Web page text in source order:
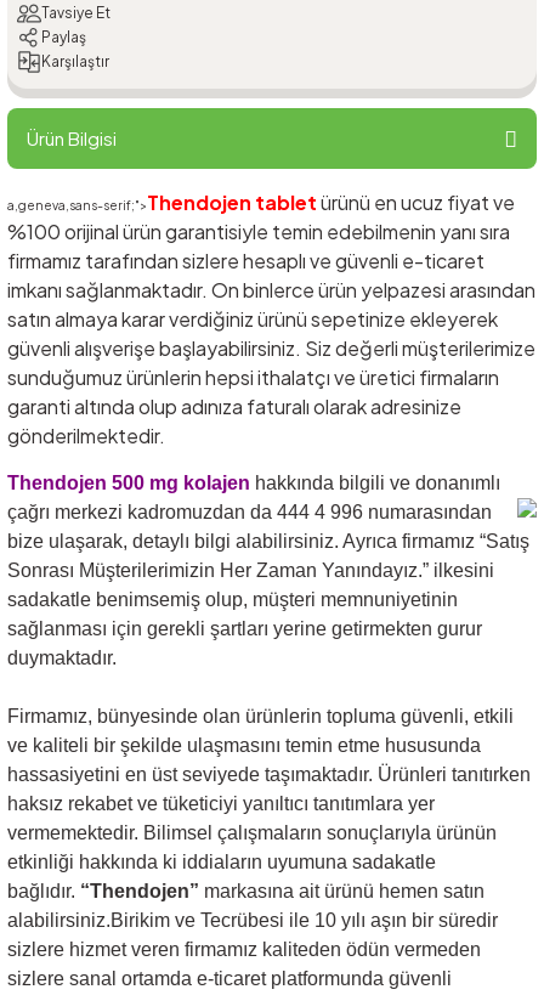
Tavsiye Et
Paylaş
Karşılaştır
Ürün Bilgisi
a,geneva,sans-serif;">Thendojen tabletürünü en ucuz fiyat ve
%100 orijinal ürün garantisiyle temin edebilmenin yanı sıra
firmamız tarafından sizlere hesaplı ve güvenli e-ticaret
imkanı sağlanmaktadır. On binlerce ürün yelpazesi arasından
satın almaya karar verdiğiniz ürünü sepetinize ekleyerek
güvenli alışverişe başlayabilirsiniz. Siz değerli müşterilerimize
sunduğumuz ürünlerin hepsi ithalatçı ve üretici firmaların
garanti altında olup adınıza faturalı olarak adresinize
gönderilmektedir.
Thendojen 500 mg kolajen hakkında bilgili ve donanımlı
çağrı merkezi kadromuzdan da 444 4 996 numarasından
bize ulaşarak, detaylı bilgi alabilirsiniz. Ayrıca firmamız “Satış
Sonrası Müşterilerimizin Her Zaman Yanındayız.” ilkesini
sadakatle benimsemiş olup, müşteri memnuniyetinin
sağlanması için gerekli şartları yerine getirmekten gurur
duymaktadır.
Firmamız, bünyesinde olan ürünlerin topluma güvenli, etkili
ve kaliteli bir şekilde ulaşmasını temin etme hususunda
hassasiyetini en üst seviyede taşımaktadır. Ürünleri tanıtırken
haksız rekabet ve tüketiciyi yanıltıcı tanıtımlara yer
vermemektedir. Bilimsel çalışmaların sonuçlarıyla ürünün
etkinliği hakkında ki iddiaların uyumuna sadakatle
bağlıdır. “Thendojen” markasına ait ürünü hemen satın
alabilirsiniz.Birikim ve Tecrübesi ile 10 yılı aşın bir süredir
sizlere hizmet veren firmamız kaliteden ödün vermeden
sizlere sanal ortamda e-ticaret platformunda güvenli